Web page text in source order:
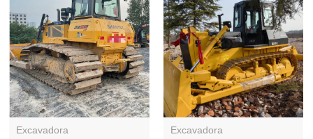
Excavadora Excavadora